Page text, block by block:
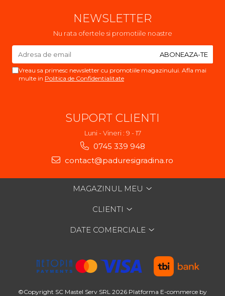
NEWSLETTER
Nu rata ofertele si promotiile noastre
Vreau sa primesc newsletter cu promotiile magazinului. Afla mai
multe in Politica de Confidentialitate
SUPORT CLIENTI
Luni - Vineri : 9 - 17
0745 339 948
contact@paduresigradina.ro
MAGAZINUL MEU
CLIENTI
DATE COMERCIALE
©Copyright SC Mastel Serv SRL 2026 Platforma E-commerce by